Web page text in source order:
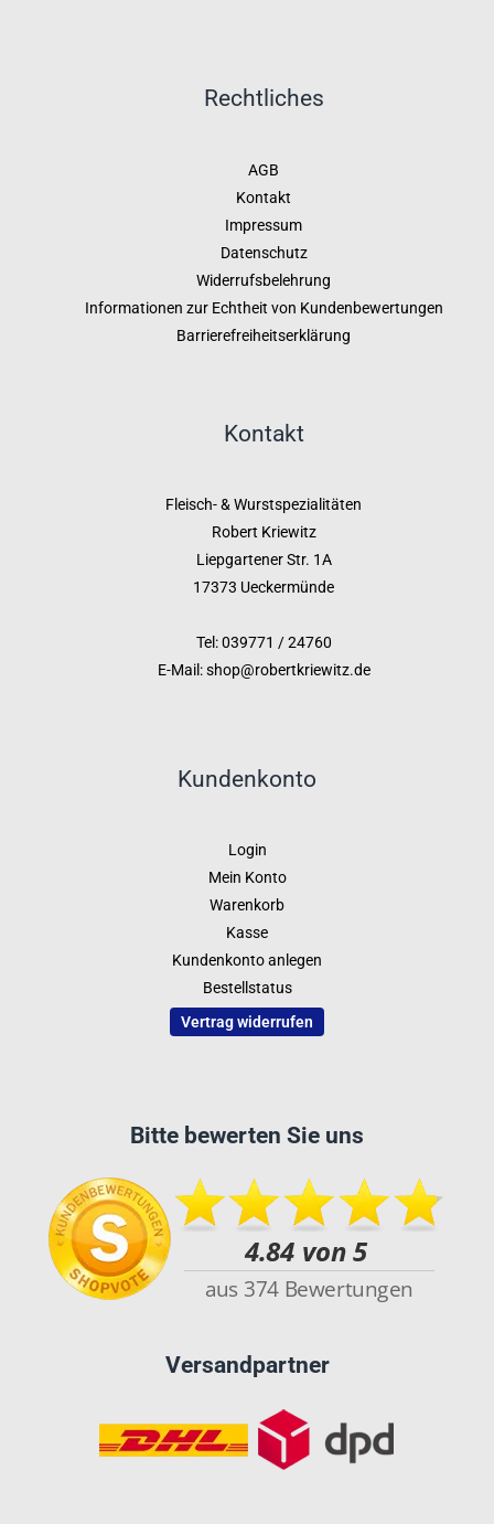
Rechtliches
AGB
Kontakt
Impressum
Datenschutz
Widerrufsbelehrung
Informationen zur Echtheit von Kundenbewertungen
Barrierefreiheitserklärung
Kontakt
Fleisch- & Wurstspezialitäten
Robert Kriewitz
Liepgartener Str. 1A
17373 Ueckermünde
Tel: 039771 / 24760
E-Mail: shop@robertkriewitz.de
Kundenkonto
Login
Mein Konto
Warenkorb
Kasse
Kundenkonto anlegen
Bestellstatus
Vertrag widerrufen
Bitte bewerten Sie uns
Versandpartner